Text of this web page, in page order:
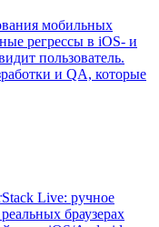
мобильных
регрессы в iOS- и
пользователь.
и QA, которые
Live: ручное
браузерах